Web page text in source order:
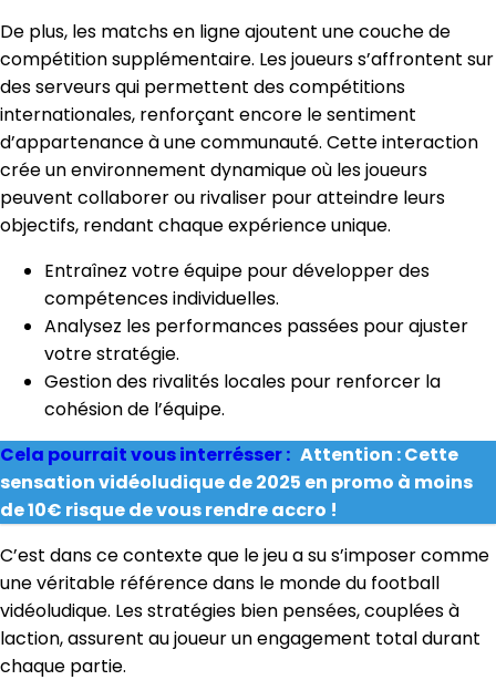
De plus, les matchs en ligne ajoutent une couche de
compétition supplémentaire. Les joueurs s’affrontent sur
des serveurs qui permettent des compétitions
internationales, renforçant encore le sentiment
d’appartenance à une communauté. Cette interaction
crée un environnement dynamique où les joueurs
peuvent collaborer ou rivaliser pour atteindre leurs
objectifs, rendant chaque expérience unique.
Entraînez votre équipe pour développer des
compétences individuelles.
Analysez les performances passées pour ajuster
votre stratégie.
Gestion des rivalités locales pour renforcer la
cohésion de l’équipe.
Cela pourrait vous interrésser : Attention : Cette
sensation vidéoludique de 2025 en promo à moins
de 10€ risque de vous rendre accro !
C’est dans ce contexte que le jeu a su s’imposer comme
une véritable référence dans le monde du football
vidéoludique. Les stratégies bien pensées, couplées à
laction, assurent au joueur un engagement total durant
chaque partie.